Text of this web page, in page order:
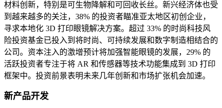
材料创新，特别是可生物降解和可回收长丝。新兴经济体也受
到越来越多的关注，38% 的投资者瞄准亚太地区初创企业，
寻求本地化 3D 打印眼镜解决方案。超过 33% 的时尚科技风
险投资基金已投入到将时尚、可持续发展和数字制造相结合的
公司。资本注入的激增预计将加强智能眼镜的发展，29% 的
活跃投资者专注于将 AR 和传感器等技术功能集成到 3D 打印
框架中。投资前景表明未来几年创新和市场扩张机会加速。
新产品开发